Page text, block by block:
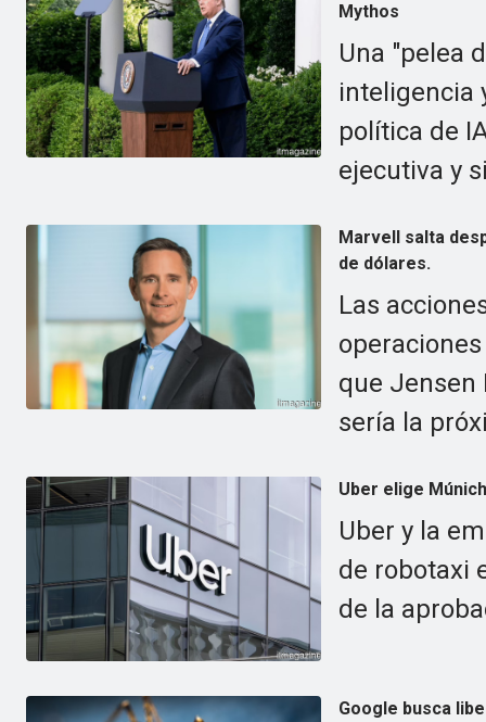
Mythos
Una "pelea
inteligencia
política de
ejecutiva y
Marvell salta
de dólares.
Las
que Jensen
sería la
Uber elige
Uber y la
de robotaxi
de la
Google busca